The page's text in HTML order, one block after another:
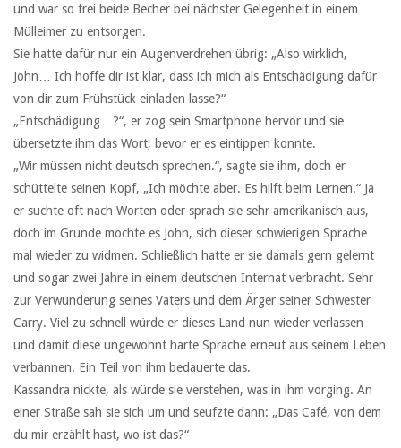
und war so frei beide Becher bei nächster Gelegenheit in einem
Mülleimer zu entsorgen.
Sie hatte dafür nur ein Augenverdrehen übrig: „Also wirklich,
John… Ich hoffe dir ist klar, dass ich mich als Entschädigung dafür
von dir zum Frühstück einladen lasse?“
„Entschädigung…?“, er zog sein Smartphone hervor und sie
übersetzte ihm das Wort, bevor er es eintippen konnte.
„Wir müssen nicht deutsch sprechen.“, sagte sie ihm, doch er
schüttelte seinen Kopf, „Ich möchte aber. Es hilft beim Lernen.“ Ja
er suchte oft nach Worten oder sprach sie sehr amerikanisch aus,
doch im Grunde mochte es John, sich dieser schwierigen Sprache
mal wieder zu widmen. Schließlich hatte er sie damals gern gelernt
und sogar zwei Jahre in einem deutschen Internat verbracht. Sehr
zur Verwunderung seines Vaters und dem Ärger seiner Schwester
Carry. Viel zu schnell würde er dieses Land nun wieder verlassen
und damit diese ungewohnt harte Sprache erneut aus seinem Leben
verbannen. Ein Teil von ihm bedauerte das.
Kassandra nickte, als würde sie verstehen, was in ihm vorging. An
einer Straße sah sie sich um und seufzte dann: „Das Café, von dem
du mir erzählt hast, wo ist das?“